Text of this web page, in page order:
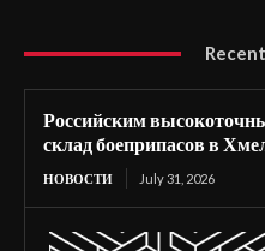
Российским
склад боеприпасов в
НОВОСТИ July 31, 2026